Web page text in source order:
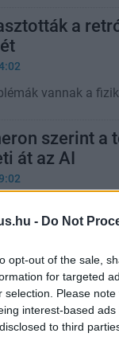
- Do Not
opt-out of the sale,
for targeted
selection. Please
interest-based
to third
a
vannak a
szerint a
át az AI
lehetőséget és
miatt késik